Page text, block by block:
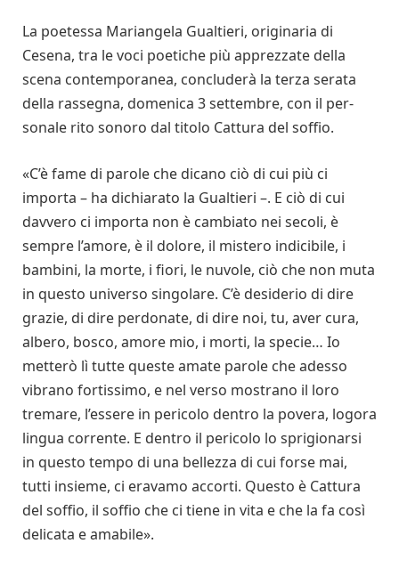
La poetessa Mariangela Gualtieri, originaria di
Cesena, tra le voci poetiche più apprezzate della
scena contemporanea, concluderà la terza serata
della rassegna, domenica 3 settembre, con il per­
sonale rito sonoro dal titolo Cattura del soffio.
«C’è fame di parole che dicano ciò di cui più ci
importa – ha dichiarato la Gualtieri –. E ciò di cui
davvero ci importa non è cambiato nei secoli, è
sempre l’amore, è il dolore, il mistero indicibile, i
bambini, la morte, i fiori, le nuvole, ciò che non muta
in questo universo singolare. C’è desiderio di dire
grazie, di dire perdonate, di dire noi, tu, aver cura,
albero, bosco, amore mio, i morti, la specie… Io
metterò lì tutte queste amate parole che adesso
vibrano fortissimo, e nel verso mostrano il loro
tremare, l’essere in pericolo dentro la povera, logora
lingua corrente. E dentro il pericolo lo sprigionarsi
in questo tempo di una bellezza di cui forse mai,
tutti insieme, ci eravamo accorti. Questo è Cattura
del soffio, il soffio che ci tiene in vita e che la fa così
delicata e amabile».